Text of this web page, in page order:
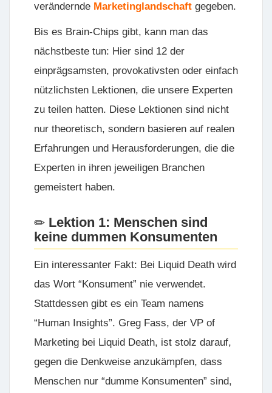
verändernde Marketinglandschaft gegeben.
Bis es Brain-Chips gibt, kann man das
nächstbeste tun: Hier sind 12 der
einprägsamsten, provokativsten oder einfach
nützlichsten Lektionen, die unsere Experten
zu teilen hatten. Diese Lektionen sind nicht
nur theoretisch, sondern basieren auf realen
Erfahrungen und Herausforderungen, die die
Experten in ihren jeweiligen Branchen
gemeistert haben.
Lektion 1: Menschen sind
keine dummen Konsumenten
Ein interessanter Fakt: Bei Liquid Death wird
das Wort “Konsument” nie verwendet.
Stattdessen gibt es ein Team namens
“Human Insights”. Greg Fass, der VP of
Marketing bei Liquid Death, ist stolz darauf,
gegen die Denkweise anzukämpfen, dass
Menschen nur “dumme Konsumenten” sind,